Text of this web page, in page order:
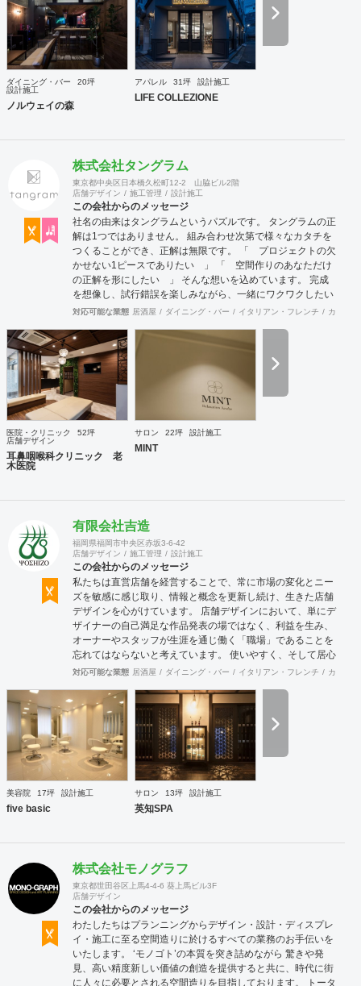
ダイニング・バー
20坪
設計施工
ノルウェイの森
アパレル 31坪 設計施工
LIFE COLLEZIONE
株式会社タングラム
東京都中央区日本橋久松町12-2 山脇ビル2階
店舗デザイン
施工管理 設計施工
この会社からのメッセージ
社名の由来はタングラムというパズルです。 タングラムの正
解は1つではありません。 組み合わせ次第で様々なカタチを
つくることができ、正解は無限です。 「 プロジェクトの欠
かせない1ピースでありたい 」 「 空間作りのあなただけ
の正解を形にしたい 」 そんな想いを込めています。 完成
を想像し、試行錯誤を楽しみながら、 ​一緒にワクワクしたい
と思っています。
対応可能な業態 居酒屋 ダイニング・バー イタリアン・フレンチ カフェ
医院・クリニック
52坪
店舗デザイン
耳鼻咽喉科クリニック 老
木医院
サロン 22坪 設計施工
MINT
有限会社吉造
福岡県福岡市中央区赤坂3-6-42
店舗デザイン
施工管理 設計施工
この会社からのメッセージ
私たちは直営店舗を経営することで、常に市場の変化とニー
ズを敏感に感じ取り、情報と概念を更新し続け、生きた店舗
デザインを心がけています。 店舗デザインにおいて、単にデ
ザイナーの自己満足な作品発表の場ではなく、利益を生み、
オーナーやスタッフが生涯を通じ働く「職場」であることを
忘れてはならないと考えています。 使いやすく、そして居心
地がよく、時代の流れに左右されない強さを持った店舗デザ
業と開業コンサルティング事業をそなえており、テナント・
出店地選びや資金調達から実践に基づいたサポートが可能で
す。 まずはお気軽に、ご相談ください。
対応可能な業態 居酒屋 ダイニング・バー イタリアン・フレンチ カフェ
美容院 17坪 設計施工
five basic
サロン 13坪 設計施工
英知SPA
株式会社モノグラフ
東京都世田谷区上馬4-4-6 葵上馬ビル3F
店舗デザイン
この会社からのメッセージ
わたしたちはプランニングからデザイン・設計・ディスプレ
イ・施工に至る空間造りに於けるすべての業務のお手伝いを
いたします。 ‘モノゴト’の本質を突き詰めながら 驚きや発
見、高い精度新しい価値の創造を提供すると共に、時代に街
に人々に必要とされる空間造りを目指しております。 トータ